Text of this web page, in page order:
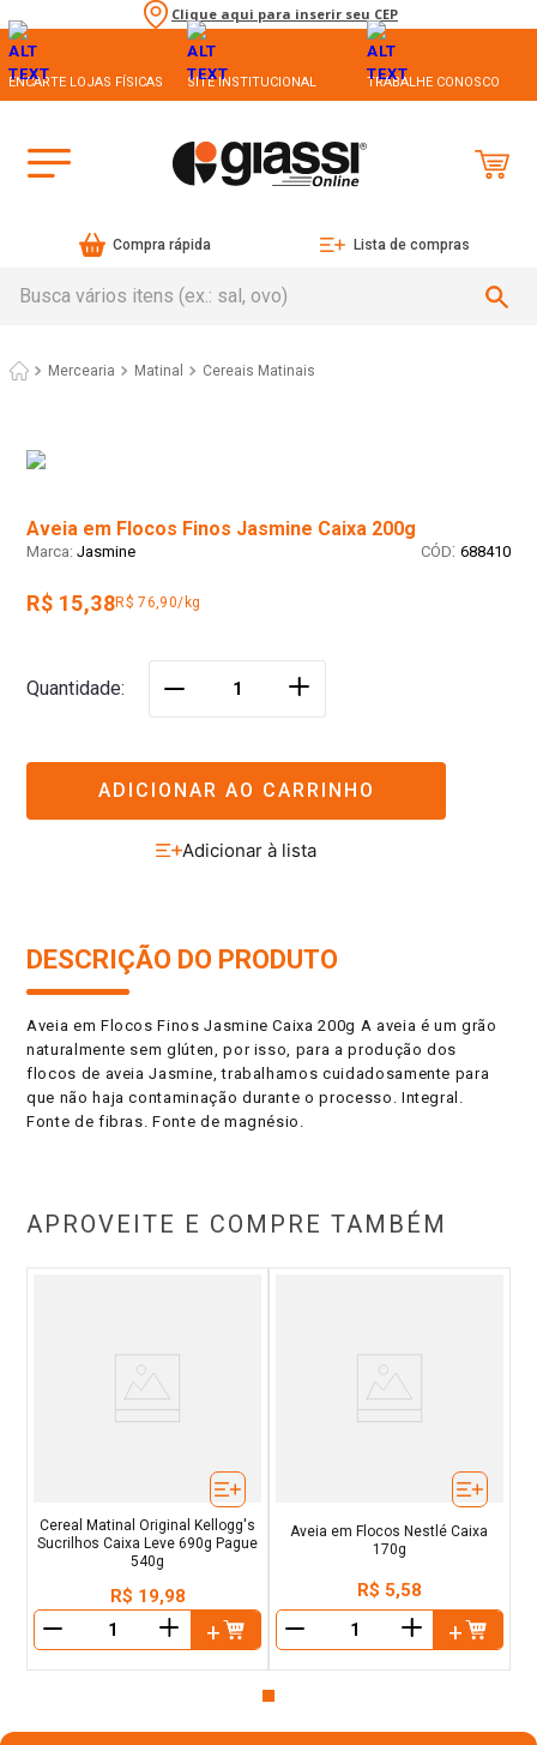
Clique aqui para inserir seu CEP
ENCARTE LOJAS FÍSICAS SITE INSTITUCIONAL TRABALHE CONOSCO
Compra rápida Lista de compras
Mercearia Matinal Cereais Matinais
Aveia em Flocos Finos Jasmine Caixa 200g
Jasmine : 688410
R$ 15,38R$ 76,90/kg
Quantidade ＋
ADICIONAR AO CARRINHO
DESCRIÇÃO DO PRODUTO
Aveia em Flocos Finos Jasmine Caixa 200g A aveia é um grão
naturalmente sem glúten, por isso, para a produção dos
flocos de aveia Jasmine, trabalhamos cuidadosamente para
que não haja contaminação durante o processo. Integral.
Fonte de fibras. Fonte de magnésio.
APROVEITE E COMPRE TAMBÉM
Cereal Matinal Original Kellogg's
Sucrilhos Caixa Leve 690g Pague
540g
R$ 19,98
＋
Aveia em Flocos Nestlé Caixa
170g
R$ 5,58
＋